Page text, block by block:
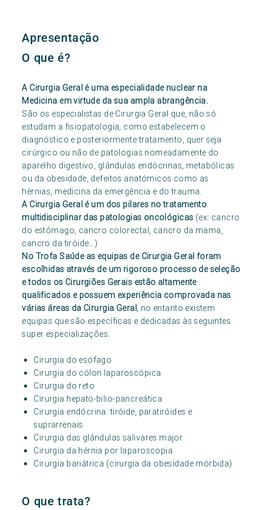
Apresentação
O que é?
A Cirurgia Geral é uma especialidade nuclear na
Medicina em virtude da sua ampla abrangência.
São os especialistas de Cirurgia Geral que, não só
estudam a fisiopatologia, como estabelecem o
diagnóstico e posteriormente tratamento, quer seja
cirúrgico ou não de patologias nomeadamente do
aparelho digestivo, glândulas endócrinas, metabólicas
ou da obesidade, defeitos anatómicos como as
hérnias, medicina da emergência e do trauma.
A Cirurgia Geral é um dos pilares no tratamento
multidisciplinar das patologias oncológicas (ex: cancro
do estômago, cancro colorectal, cancro da mama,
cancro da tiróide…)
No Trofa Saúde as equipas de Cirurgia Geral foram
escolhidas através de um rigoroso processo de seleção
e todos os Cirurgiões Gerais estão altamente
qualificados e possuem experiência comprovada nas
várias áreas da Cirurgia Geral , no entanto existem
equipas que são específicas e dedicadas às seguintes
super especializações:
Cirurgia do esófago
Cirurgia do cólon laparoscópica
Cirurgia do reto
Cirurgia hepato-bilio-pancreática
Cirurgia endócrina: tiróide, paratiróides e
suprarrenais
Cirurgia das glândulas salivares major
Cirurgia da hérnia por laparoscopia
Cirurgia bariátrica (cirurgia da obesidade mórbida)
O que trata?